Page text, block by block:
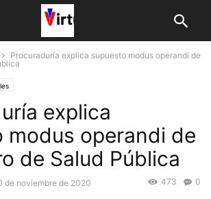
Procuraduría explica supuesto modus operandi de
explica
modus operandi de
de Salud Pública
de noviembre de 2020 0
473